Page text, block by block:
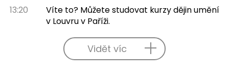
13:20
Víte to? Můžete studovat kurzy dějin umění
v Louvru v Paříži.
Vidět víc